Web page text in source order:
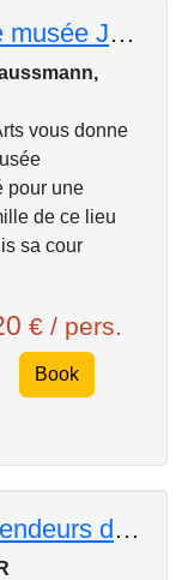
En famille : le musée Jacquemart-André
vous donne
pour une
de ce lieu
sa cour
€ / pers.
Book
Fastes et Splendeurs de l'Opéra Garnier